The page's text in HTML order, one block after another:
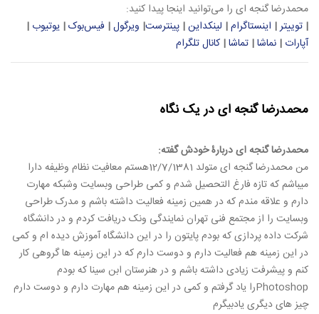
محمدرضا گنجه ای را می‌توانید اینجا پیدا کنید:
| توییتر| اینستاگرام| لینکداین| پینترست| ویرگول| فیس‌بوک| یوتیوب |
آپارات | نماشا| تماشا| کانال تلگرام
محمدرضا گنجه ای در یک نگاه
محمدرضا گنجه ای دربارۀ خودش گفته:
من محمدرضا گنجه ای متولد 12/7/1381هستم معافیت نظام وظیفه دارا
میباشم که تازه فارغ التحصیل شدم و کمی طراحی وبسایت وشبکه مهارت
دارم و علاقه مندم که در همین زمینه فعالیت داشته باشم و مدرک طراحی
وبسایت را از مجتمع فنی تهران نمایندگی ونک دریافت کردم و در دانشگاه
شرکت داده پردازی که بودم پایتون را در این دانشگاه آموزش دیده ام و کمی
در این زمینه هم فعالیت دارم و دوست دارم که در این زمینه ها گروهی کار
کنم و پیشرفت زیادی داشته باشم و در هنرستان ابن سینا که بودم
Photoshopرا یاد گرفتم و کمی در این زمینه هم مهارت دارم و دوست دارم
چیز های دیگری یادبیگرم